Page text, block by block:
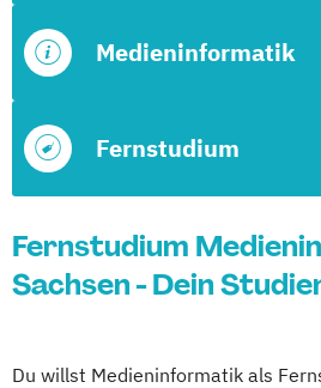
Fernstudium
Medieninformatik
Fernstudium
Sachsen - Dein
Du willst Medieninformatik als